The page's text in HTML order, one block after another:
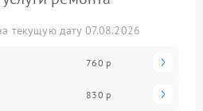
текущую дату 07.08.2026
760 р
830 р